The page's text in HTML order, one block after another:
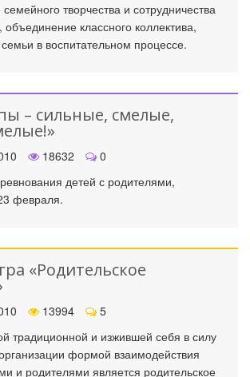
творчества и сотрудничества
классного коллектива,
в воспитательном процессе.
– сильные, смелые,
18632
0
детей с родителями,
февраля.
«Родительское
13994
5
традиционной и изжившей себя в силу
формой взаимодействия
и родителями является родительское